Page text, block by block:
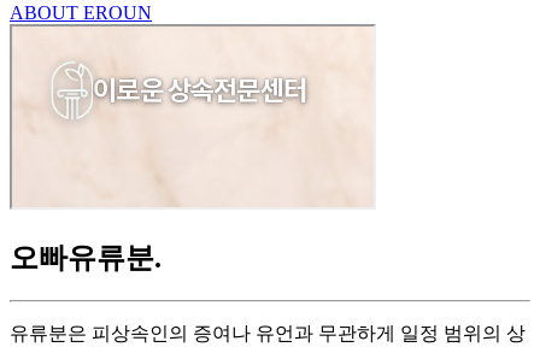
ABOUT EROUN
오빠유류분.
유류분은 피상속인의 증여나 유언과 무관하게 일정 범위의 상